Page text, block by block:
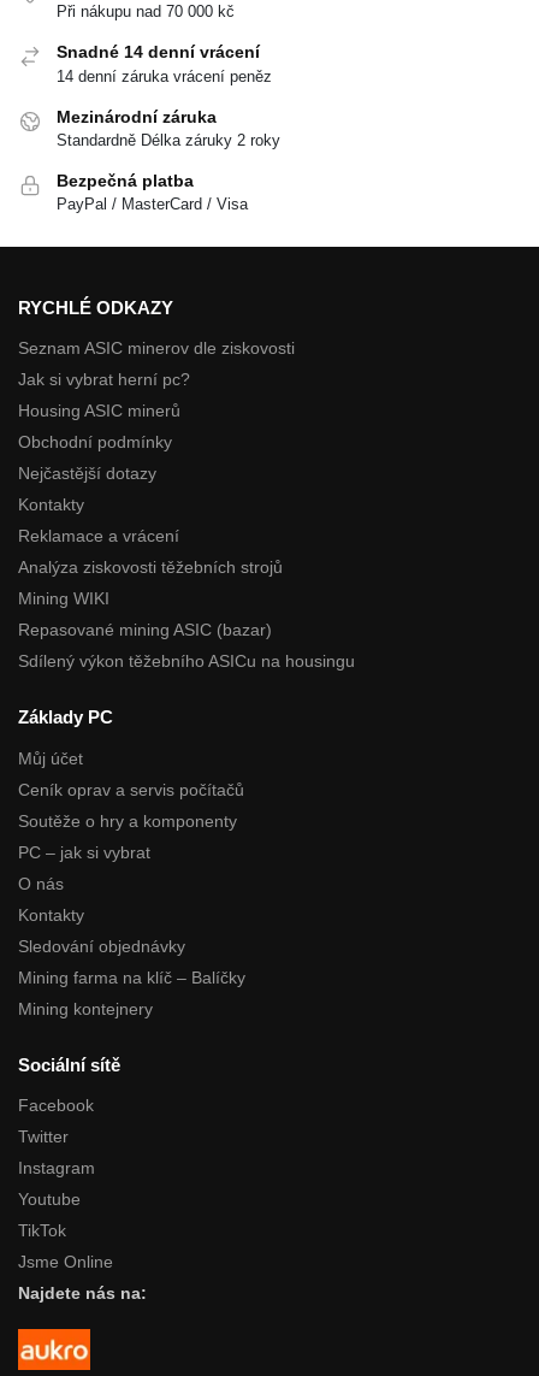
Při nákupu nad 70 000 kč
Snadné 14 denní vrácení
14 denní záruka vrácení peněz
Mezinárodní záruka
Standardně Délka záruky 2 roky
Bezpečná platba
PayPal / MasterCard / Visa
RYCHLÉ ODKAZY
Seznam ASIC minerov dle ziskovosti
Jak si vybrat herní pc?
Housing ASIC minerů
Obchodní podmínky
Nejčastější dotazy
Kontakty
Reklamace a vrácení
Analýza ziskovosti těžebních strojů
Mining WIKI
Repasované mining ASIC (bazar)
Sdílený výkon těžebního ASICu na housingu
Základy PC
Můj účet
Ceník oprav a servis počítačů
Soutěže o hry a komponenty
PC – jak si vybrat
O nás
Kontakty
Sledování objednávky
Mining farma na klíč – Balíčky
Mining kontejnery
Sociální sítě
Facebook
Twitter
Instagram
Youtube
TikTok
Jsme Online
Najdete nás na: